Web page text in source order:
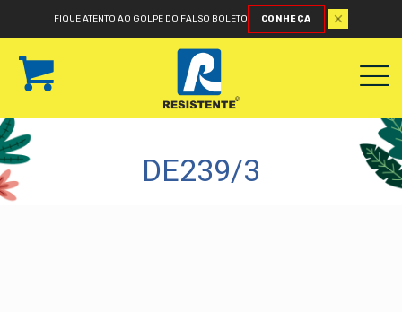
FIQUE ATENTO AO GOLPE DO FALSO BOLETO CONHEÇA
DE239/3